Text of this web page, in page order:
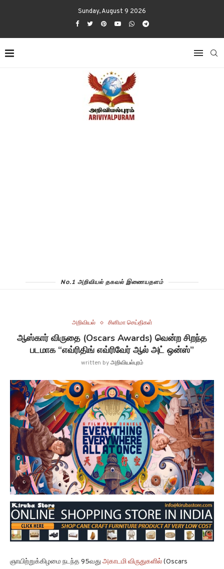
Sunday, August 9 2026
No.1 அறிவியல் தகவல் இணையதளம்
அறிவியல் சினிமா செய்திகள்
ஆஸ்கார் விருதை (Oscars Awards) வென்ற சிறந்த
படமாக “எவ்ரிதிங் எவ்ரிவேர் ஆல் அட் ஒன்ஸ்”
written byஅறிவியல்புரம்
ஞாயிற்றுக்கிழமை நடந்த 95வது அகாடமி விருதுகளில்(Oscars